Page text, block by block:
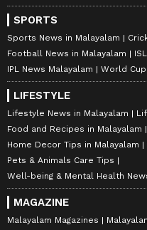
SPORTS
Sports News in Malayalam
Football News in Malayalam
IPL News Malayalam
World
LIFESTYLE
Lifestyle News in Malayalam
Food and Recipes in Malayalam
Home Decor Tips in Malayalam
Pets & Animals Care Tips
Well-being & Mental Health
MAGAZINE
Malayalam Magazines